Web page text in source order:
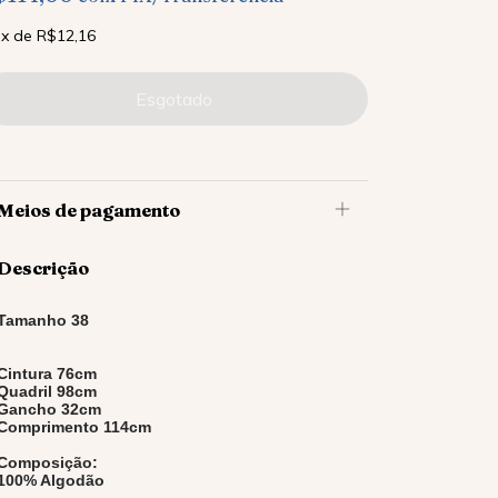
x de R$12,16
de pagamento
38
76cm
98cm
32cm
114cm
Algodão